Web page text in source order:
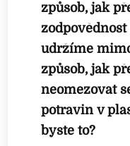
způsob, jak
udržíme
způsob, jak
neomezovat
potravin v
byste to?